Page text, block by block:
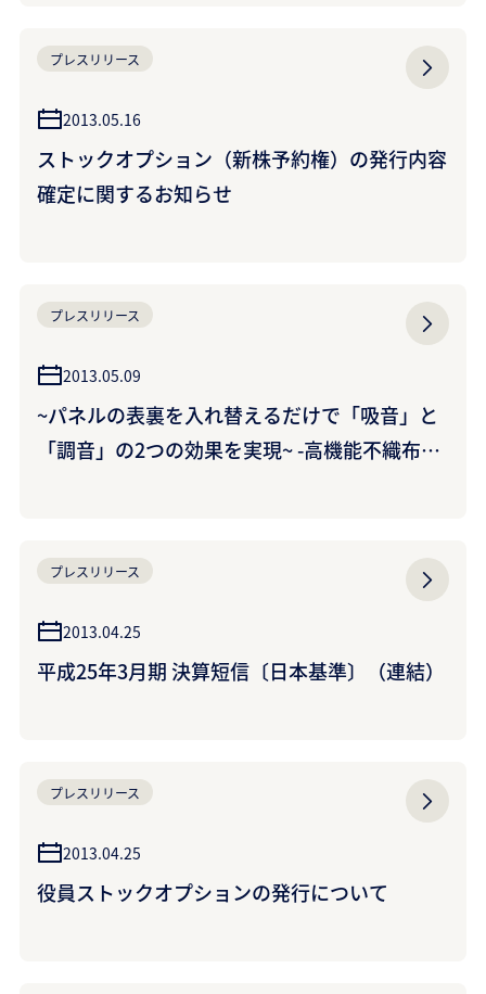
プレスリリース
2013.05.16
ストックオプション（新株予約権）の発行内容
確定に関するお知らせ
プレスリリース
2013.05.09
~パネルの表裏を入れ替えるだけで「吸音」と
「調音」の2つの効果を実現~ -高機能不織布<
レックス株式会社）
プレスリリース
2013.04.25
平成25年3月期 決算短信〔日本基準〕（連結）
プレスリリース
2013.04.25
役員ストックオプションの発行について